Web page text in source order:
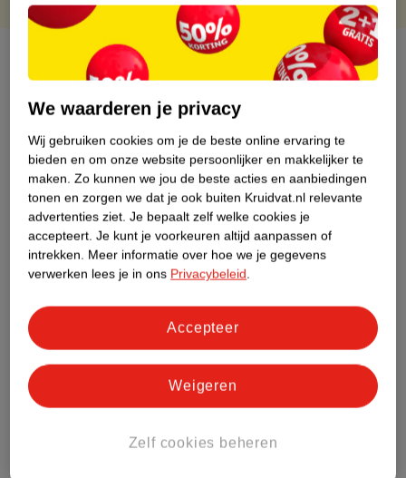
Over dit product
Productinformatie
Etiketinformatie
Nature Impact Score
Dit product heeft (nog) geen Nature
Impact Score.
Meer informatie
Bestel & Bezorginformatie
Bekijk ook
Tangle Teezer Alle Haarborstels
We waarderen je privacy
Wij gebruiken cookies om je de beste online ervaring te
bieden en om onze website persoonlijker en makkelijker te
maken. Zo kunnen we jou de beste acties en aanbiedingen
tonen en zorgen we dat je ook buiten Kruidvat.nl relevante
advertenties ziet. Je bepaalt zelf welke cookies je
accepteert. Je kunt je voorkeuren altijd aanpassen of
intrekken. Meer informatie over hoe we je gegevens
verwerken lees je in ons Privacybeleid.
Zelf cookies beheren
Weigeren
Accepteer